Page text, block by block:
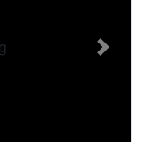
Next